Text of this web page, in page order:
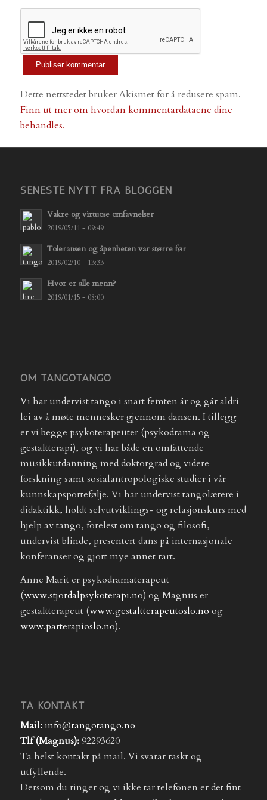
Dette nettstedet bruker Akismet for å redusere spam.
Finn ut mer om hvordan kommentardataene dine
behandles.
SENESTE NYTT FRA BLOGGEN
Vakre og virtuose omfavnelser
2019/05/11 - 09:49
Toleransen og åpenheten var større før
2019/02/10 - 13:33
Hvor er alle menn?
2019/01/15 - 08:00
OM TANGOTANGO
Vi har undervist tango i snart femten år og går aldri
lei av å møte mennesker gjennom dansen. I tillegg
er vi begge psykoterapeuter (psykodrama og
gestaltterapi), og vi har både en omfattende
musikkutdanning med doktorgrad og videre
forskning samt sosialantropologiske studier i vår
kunnskapsportefølje. Vi har undervist tangolærere i
didaktikk, holdt selvutviklings- og relasjonskurs med
hjelp av tango, forelest om tango og filosofi,
undervist blinde, presentert dans på internasjonale
konferanser og gjort mye annet rart.
Anne Marit er psykodramaterapeut
(www.stjordalpsykoterapi.no) og Magnus er
gestaltterapeut (www.gestaltterapeutoslo.no og
www.parterapioslo.no).
TA KONTAKT
Mail: info@tangotango.no
Tlf (Magnus):92293620
Ta helst kontakt på mail. Vi svarar raskt og
utfyllende.
Dersom du ringer og vi ikke tar telefonen er det fint